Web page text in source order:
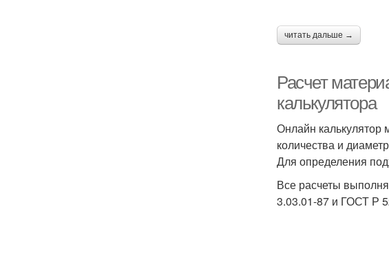
читать дальше →
Расчет
калькулятора
Онлайн калькулятор
количества и
Для определения
Все расчеты
3.03.01-87 и ГОСТ Р